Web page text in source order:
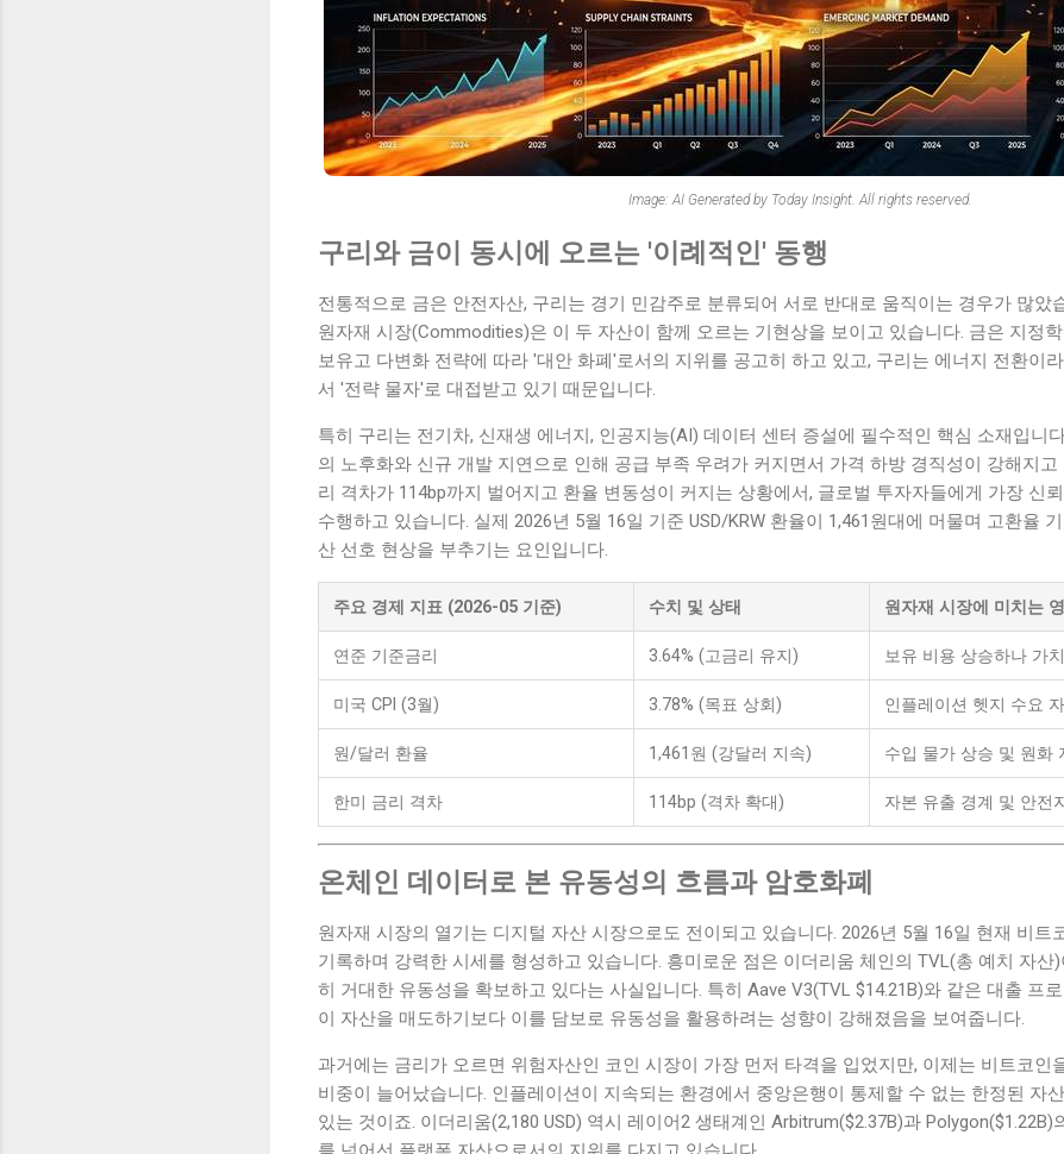
Image: AI Generated by Today Insight. All rights reserved.
구리와 금이 동시에 오르는 '이례적인' 동행
전통적으로 금은 안전자산, 구리는 경기 민감주로 분류되어 서로 반대로 움직이는 경우가 많았
원자재 시장(Commodities)은 이 두 자산이 함께 오르는 기현상을 보이고 있습니다. 금은 지정
보유고 다변화 전략에 따라 '대안 화폐'로서의 지위를 공고히 하고 있고, 구리는 에너지 전환이
서 '전략 물자'로 대접받고 있기 때문입니다.
특히 구리는 전기차, 신재생 에너지, 인공지능(AI) 데이터 센터 증설에 필수적인 핵심 소재입니
의 노후화와 신규 개발 지연으로 인해 공급 부족 우려가 커지면서 가격 하방 경직성이 강해지
리 격차가 114bp까지 벌어지고 환율 변동성이 커지는 상황에서, 글로벌 투자자들에게 가장 신
수행하고 있습니다. 실제 2026년 5월 16일 기준 USD/KRW 환율이 1,461원대에 머물며 고환율
산 선호 현상을 부추기는 요인입니다.
주요 경제 지표 (2026-05 기준) 수치 및 상태 원자재 시장에 미치는
연준 기준금리 3.64% (고금리 유지) 보유 비용 상승하나 가
미국 CPI (3월) 3.78% (목표 상회) 인플레이션 헷지 수요
원/달러 환율 1,461원 (강달러 지속) 수입 물가 상승 및 원화
한미 금리 격차 114bp (격차 확대) 자본 유출 경계 및 안전
온체인 데이터로 본 유동성의 흐름과 암호화폐
원자재 시장의 열기는 디지털 자산 시장으로도 전이되고 있습니다. 2026년 5월 16일 현재 비트
기록하며 강력한 시세를 형성하고 있습니다. 흥미로운 점은 이더리움 체인의 TVL(총 예치 자산)
히 거대한 유동성을 확보하고 있다는 사실입니다. 특히 Aave V3(TVL $14.21B)와 같은 대출 프
이 자산을 매도하기보다 이를 담보로 유동성을 활용하려는 성향이 강해졌음을 보여줍니다.
과거에는 금리가 오르면 위험자산인 코인 시장이 가장 먼저 타격을 입었지만, 이제는 비트코인
비중이 늘어났습니다. 인플레이션이 지속되는 환경에서 중앙은행이 통제할 수 없는 한정된 자
있는 것이죠. 이더리움(2,180 USD) 역시 레이어2 생태계인 Arbitrum($2.37B)과